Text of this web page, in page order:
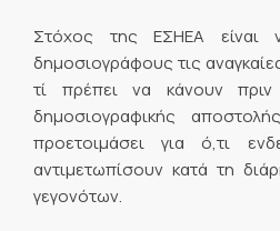
Στόχος της ΕΣΗΕΑ είναι
δημοσιογράφους τις
τί πρέπει να κάνουν
δημοσιογραφικής
προετοιμάσει για ό,τι
αντιμετωπίσουν κατά τη
γεγονότων.